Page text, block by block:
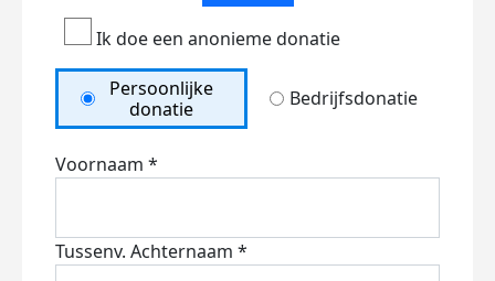
Ik doe een anonieme donatie
Persoonlijke
donatie
Bedrijfsdonatie
Voornaam *
Tussenv. Achternaam *